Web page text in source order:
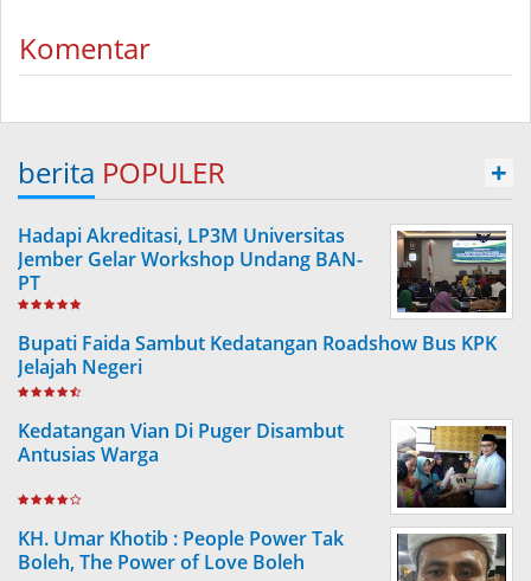
Komentar
berita POPULER +
Hadapi Akreditasi, LP3M Universitas
Jember Gelar Workshop Undang BAN-
PT
Bupati Faida Sambut Kedatangan Roadshow Bus KPK
Jelajah Negeri
Kedatangan Vian Di Puger Disambut
Antusias Warga
KH. Umar Khotib : People Power Tak
Boleh, The Power of Love Boleh